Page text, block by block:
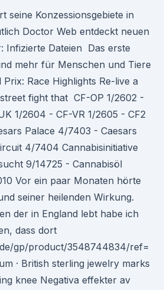
seine Konzessionsgebiete in
Doctor Web entdeckt neuen
Infizierte Dateien Das erste
mehr für Menschen und Tiere
Race Highlights Re-live a
fight that CF-OP 1/2602 -
1/2604 - CF-VR 1/2605 - CF2
Palace 4/7403 - Caesars
4/7404 Cannabisinitiative
9/14725 - Cannabisöl
Vor ein paar Monaten hörte
seiner heilenden Wirkung.
der in England lebt habe ich
dass dort
gp/product/3548744834/ref=
· British sterling jewelry marks
knee Negativa effekter av